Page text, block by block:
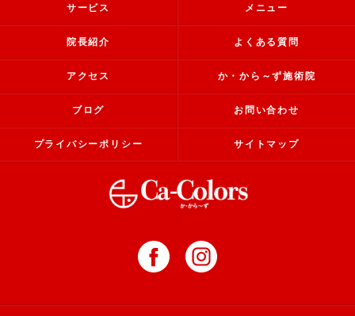
サービス メニュー
院長紹介 よくある質問
アクセス か・から～ず施術院
ブログ お問い合わせ
プライバシーポリシー サイトマップ